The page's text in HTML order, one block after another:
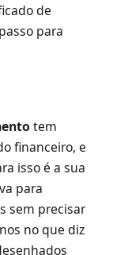
de
para
tem
financeiro, e
isso é a sua
para
sem precisar
no que diz